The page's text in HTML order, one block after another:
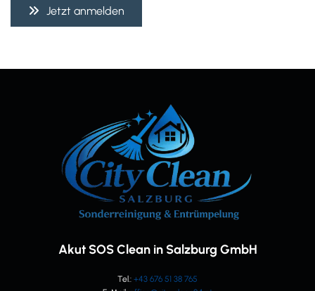
Jetzt anmelden
Akut SOS Clean in Salzburg GmbH
Tel.: +43 676 51 38 765